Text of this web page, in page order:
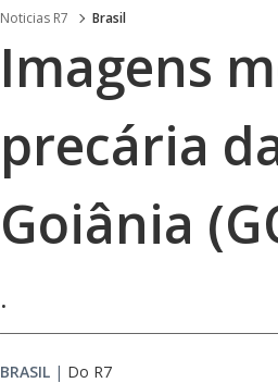
Noticias R7 Brasil
Imagens
precária
Goiânia
.
BRASIL | Do R7